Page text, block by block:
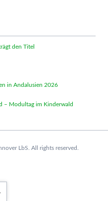
den Titel
in Andalusien 2026
– Modultag im Kinderwald
LbS. All rights reserved.